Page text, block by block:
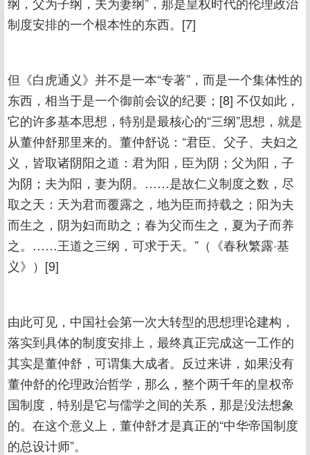
制度安排的一个根本性的东西。[7]
但《白虎通义》并不是一本“专著”，而是一个集体性的
东西，相当于是一个御前会议的纪要；[8] 不仅如此，
它的许多基本思想，特别是最核心的“三纲”思想，就是
从董仲舒那里来的。董仲舒说：“君臣、父子、夫妇之
义，皆取诸阴阳之道：君为阳，臣为阴；父为阳，子
为阴；夫为阳，妻为阴。……是故仁义制度之数，尽
取之天：天为君而覆露之，地为臣而持载之；阳为夫
而生之，阴为妇而助之；春为父而生之，夏为子而养
之。……王道之三纲，可求于天。”（《春秋繁露·基
义》）[9]
由此可见，中国社会第一次大转型的思想理论建构，
落实到具体的制度安排上，最终真正完成这一工作的
其实是董仲舒，可谓集大成者。反过来讲，如果没有
董仲舒的伦理政治哲学，那么，整个两千年的皇权帝
国制度，特别是它与儒学之间的关系，那是没法想象
的。在这个意义上，董仲舒才是真正的“中华帝国制度
的总设计师”。